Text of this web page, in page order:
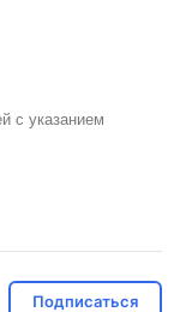
с указанием
Подписаться